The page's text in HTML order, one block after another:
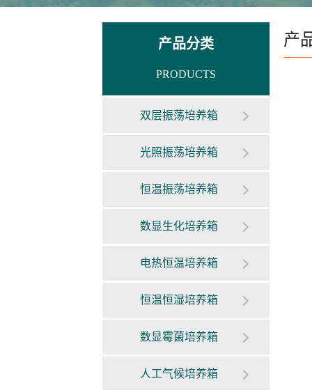
产品分类
PRODUCTS
双层振荡培养箱
光照振荡培养箱
恒温振荡培养箱
数显生化培养箱
电热恒温培养箱
恒温恒湿培养箱
数显霉菌培养箱
人工气候培养箱
产